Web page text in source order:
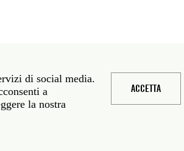
di social media.
a
la nostra
ACCETTA